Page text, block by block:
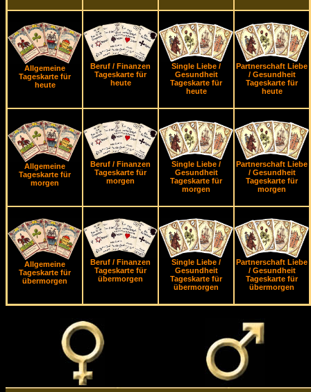
Allgemeine
Tageskarte für
heute
Beruf / Finanzen
Tageskarte für
heute
Single Liebe /
Gesundheit
Tageskarte für
heute
Partnerschaft Liebe
/ Gesundheit
Tageskarte für
heute
Allgemeine
Tageskarte für
morgen
Beruf / Finanzen
Tageskarte für
morgen
Single Liebe /
Gesundheit
Tageskarte für
morgen
Partnerschaft Liebe
/ Gesundheit
Tageskarte für
morgen
Allgemeine
Tageskarte für
übermorgen
Beruf / Finanzen
Tageskarte für
übermorgen
Single Liebe /
Gesundheit
Tageskarte für
übermorgen
Partnerschaft Liebe
/ Gesundheit
Tageskarte für
übermorgen